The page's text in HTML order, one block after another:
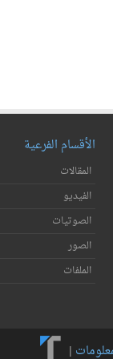
الأقسام الفرعية
المقالات
الفيديو
الصوتيات
الصور
الملفات
|